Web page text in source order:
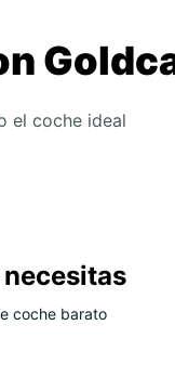
el coche ideal
coche barato